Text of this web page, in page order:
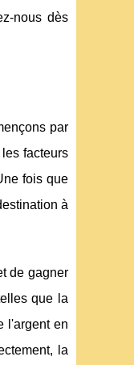
nous dès
par
facteurs
fois que
à
de gagner
que la
l'argent en
la